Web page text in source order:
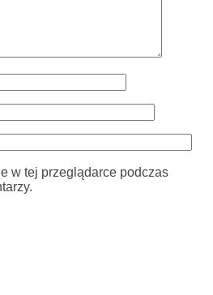
w tej przeglądarce podczas